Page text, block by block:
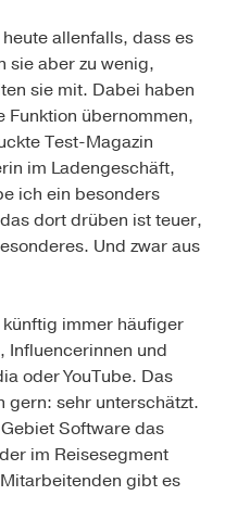
allenfalls, dass es
sie aber zu wenig,
sie mit. Dabei haben
Funktion übernommen,
Test-Magazin
im Ladengeschäft,
ich ein besonders
dort drüben ist teuer,
Und zwar aus
immer häufiger
Influencerinnen und
oder YouTube. Das
sehr unterschätzt.
Software das
im Reisesegment
gibt es